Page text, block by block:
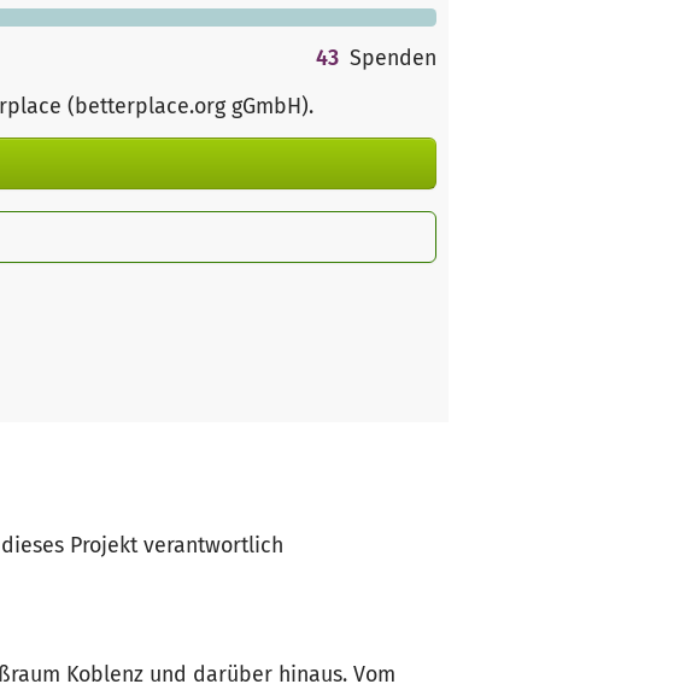
43 Spenden
(betterplace.org gGmbH).
Projekt verantwortlich
Koblenz und darüber hinaus. Vom